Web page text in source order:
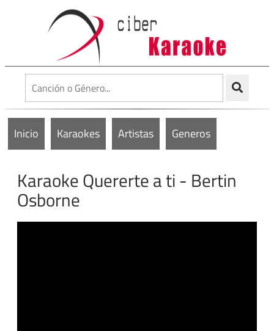
Inicio Karaokes Artistas Generos
Karaoke Quererte a ti - Bertin
Osborne